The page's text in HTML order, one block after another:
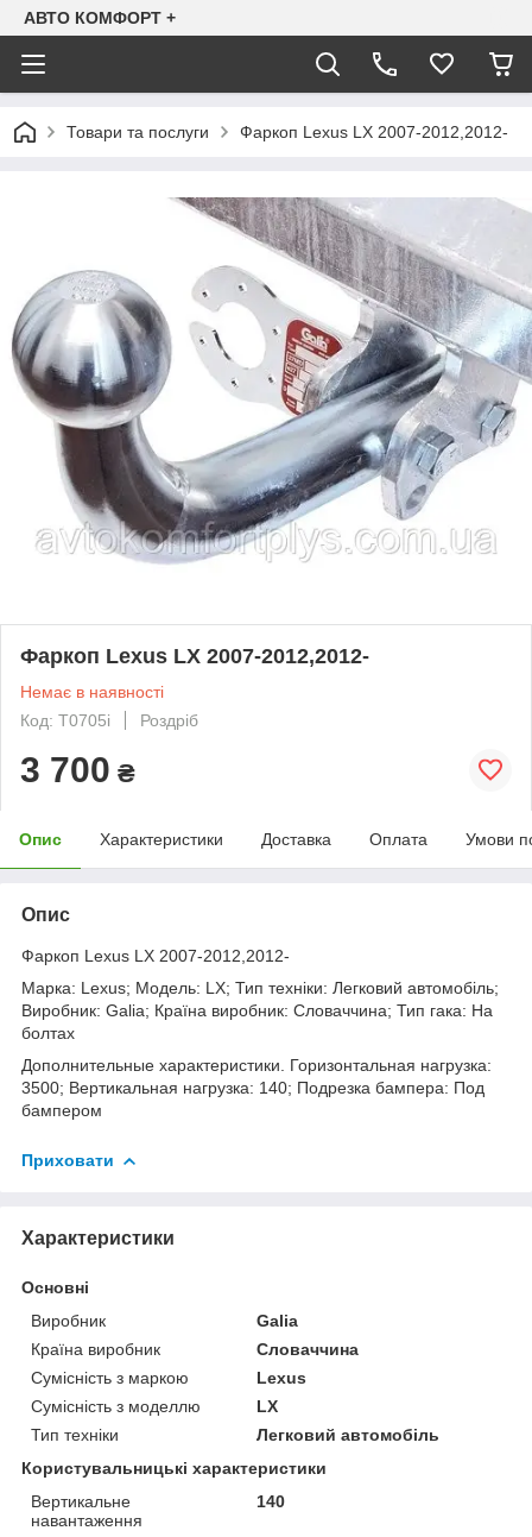
АВТО КОМФОРТ +
Товари та послуги Фаркоп Lexus LX 2007-2012,2012-
Фаркоп Lexus LX 2007-2012,2012-
Немає в наявності
Код: T0705i
Роздріб
3 700 ₴
Опис Характеристики Доставка Оплата Умови
Опис
Фаркоп Lexus LX 2007-2012,2012-
Марка: Lexus; Модель: LX; Тип техніки: Легковий автомобіль;
Виробник: Galia; Країна виробник: Словаччина; Тип гака: На
болтах
Дополнительные характеристики. Горизонтальная нагрузка:
3500; Вертикальная нагрузка: 140; Подрезка бампера: Под
бампером
Приховати
Характеристики
Основні
Виробник
Galia
Країна виробник
Словаччина
Сумісність з маркою
Lexus
Сумісність з моделлю
LX
Тип техніки
Легковий автомобіль
Користувальницькі характеристики
Вертикальне
навантаження
140